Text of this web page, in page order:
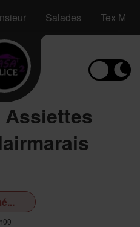
Salades Tex Mex